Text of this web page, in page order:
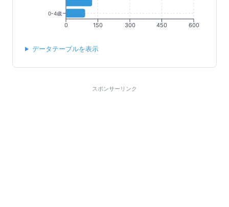
0 150 300 450 600
0-4歳
データテーブルを表示
スポンサーリンク